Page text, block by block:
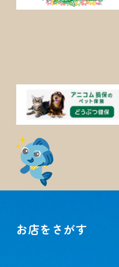
お店をさがす